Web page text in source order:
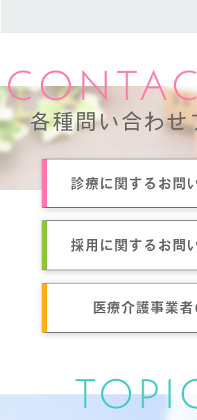
各種問い合わせ
診療に関するお問
採用に関するお問
医療介護事業者